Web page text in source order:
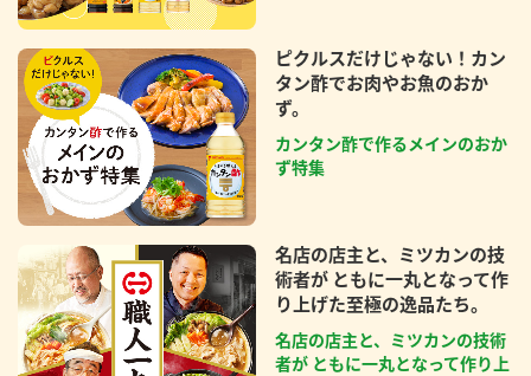
ピクルスだけじゃない！カン
タン酢でお肉やお魚のおか
ず。
カンタン酢で作るメインのおか
ず特集
名店の店主と、ミツカンの技
術者が ともに一丸となって作
り上げた至極の逸品たち。
名店の店主と、ミツカンの技術
者が ともに一丸となって作り上